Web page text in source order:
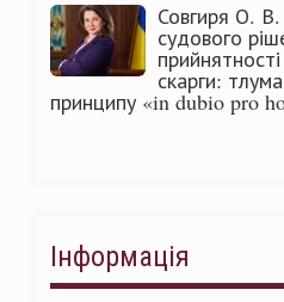
Совгиря О.
судового
скарги:
принципу «in dubio pro
Інформація